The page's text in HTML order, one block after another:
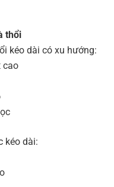
thổi
kéo dài có xu hướng:
cao
kéo dài: